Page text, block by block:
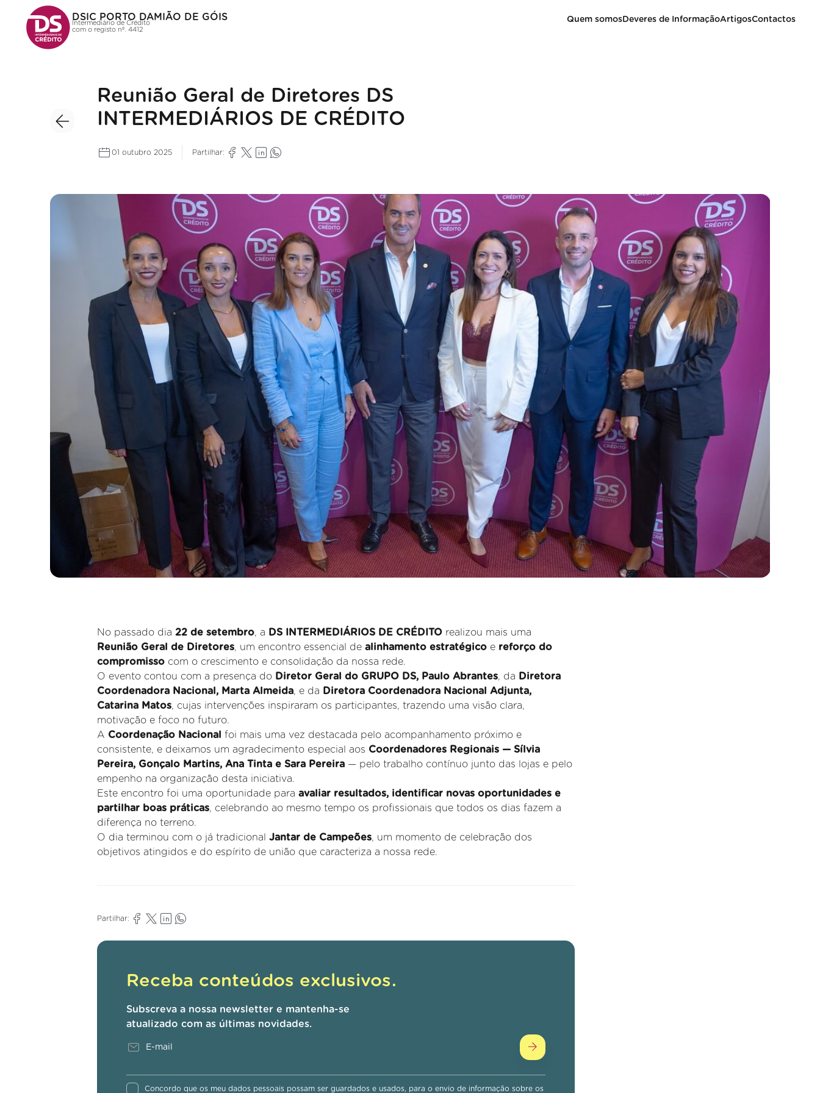
DSIC PORTO DAMIÃO DE GÓIS
Intermediário de Crédito
com o registo nº. 4412
Quem somosDeveres de InformaçãoArtigosContactos
Reunião Geral de Diretores DS
INTERMEDIÁRIOS DE CRÉDITO
01 outubro 2025 Partilhar:
No passado dia 22 de setembro, a DS INTERMEDIÁRIOS DE CRÉDITOrealizou mais uma
Reunião Geral de Diretores, um encontro essencial de alinhamento estratégicoe reforço do
compromissocom o crescimento e consolidação da nossa rede.
O evento contou com a presença do Diretor Geral do GRUPO DS, Paulo Abrantes, da
Diretora
Coordenadora Nacional, Marta Almeida, e da
Diretora Coordenadora Nacional Adjunta,
Catarina Matos, cujas intervenções inspiraram os participantes, trazendo uma visão clara,
motivação e foco no futuro.
A Coordenação Nacional
foi mais uma vez destacada pelo acompanhamento próximo e
consistente, e deixamos um agradecimento especial aos Coordenadores Regionais — Sílvia
Pereira, Gonçalo Martins, Ana Tinta e Sara Pereira— pelo trabalho contínuo junto das lojas e pelo
empenho na organização desta iniciativa.
Este encontro foi uma oportunidade para avaliar resultados, identificar novas oportunidades e
partilhar boas práticas, celebrando ao mesmo tempo os profissionais que todos os dias fazem a
diferença no terreno.
O dia terminou com o já tradicional Jantar de Campeões, um momento de celebração dos
objetivos atingidos e do espírito de união que caracteriza a nossa rede.
Partilhar:
Receba conteúdos exclusivos.
Subscreva a nossa newsletter e mantenha-se
atualizado com as últimas novidades.
Concordo que os meu dados pessoais possam ser guardados e usados, para o envio de informação sobre os